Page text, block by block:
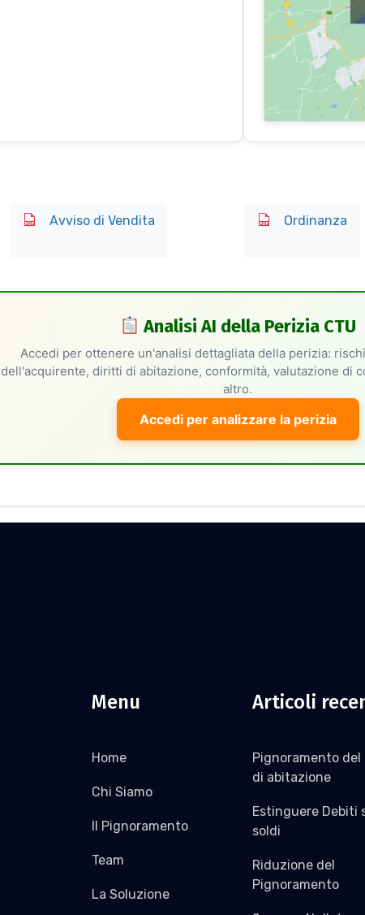
Avviso di Vendita Ordinanza
Analisi AI della Perizia CTU
Accedi per ottenere un'analisi dettagliata della perizia:
dell'acquirente, diritti di abitazione, conformità, valutazione di
altro.
Accedi per analizzare la perizia
Menu
Home
Chi Siamo
Il Pignoramento
Team
La Soluzione
Articoli
Pignoramento
di abitazione
Estinguere Debiti
soldi
Riduzione del
Pignoramento